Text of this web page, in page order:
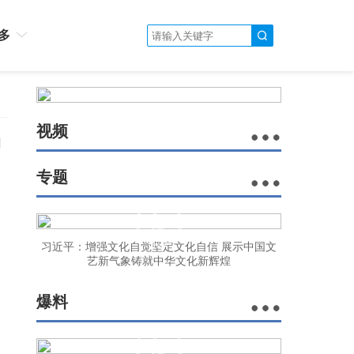
视频
专题
习近平：增强文化自觉坚定文化自信 展示中国文
艺新气象铸就中华文化新辉煌
爆料